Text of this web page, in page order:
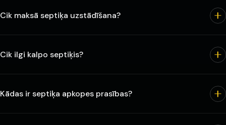
Cik maksā septiķa uzstādīšana?
Cik ilgi kalpo septiķis?
Kādas ir septiķa apkopes prasības?